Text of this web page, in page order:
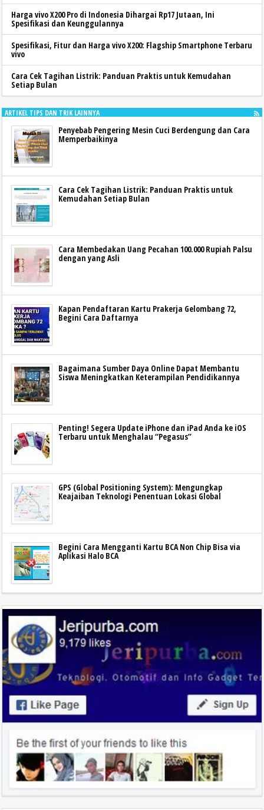
Harga vivo X200 Pro di Indonesia Dihargai Rp17 Jutaan, Ini
Spesifikasi dan Keunggulannya
Spesifikasi, Fitur dan Harga vivo X200: Flagship Smartphone Terbaru
vivo
Cara Cek Tagihan Listrik: Panduan Praktis untuk Kemudahan
Setiap Bulan
ARTIKEL TIPS DAN TRIK LAINNYA
Penyebab Pengering Mesin Cuci Berdengung dan Cara
Memperbaikinya
Cara Cek Tagihan Listrik: Panduan Praktis untuk
Kemudahan Setiap Bulan
Cara Membedakan Uang Pecahan 100.000 Rupiah Palsu
dengan yang Asli
Kapan Pendaftaran Kartu Prakerja Gelombang 72,
Begini Cara Daftarnya
Bagaimana Sumber Daya Online Dapat Membantu
Siswa Meningkatkan Keterampilan Pendidikannya
Penting! Segera Update iPhone dan iPad Anda ke iOS
Terbaru untuk Menghalau “Pegasus”
GPS (Global Positioning System): Mengungkap
Keajaiban Teknologi Penentuan Lokasi Global
Begini Cara Mengganti Kartu BCA Non Chip Bisa via
Aplikasi Halo BCA